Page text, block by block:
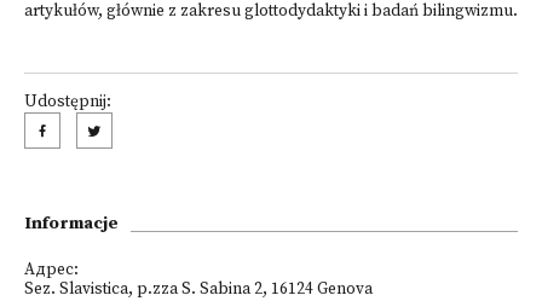
artykułów, głównie z zakresu glottodydaktyki i badań bilingwizmu.
Udostępnij:
Informacje
Адрес:
Sez. Slavistica, p.zza S. Sabina 2, 16124 Genova